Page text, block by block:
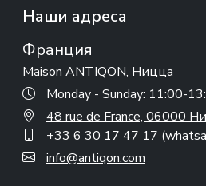
Наши адреса
Франция
Maison ANTIQON, Ницца
Monday - Sunday: 11:00-
48 rue de France, 06000
+33 6 30 17 47 17
info@antiqon.com